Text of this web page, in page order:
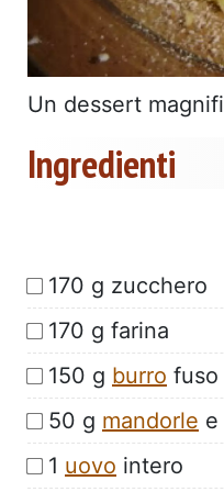
Un dessert
Ingredienti
170 g zucchero
170 g farina
150 g burro fuso
50 g mandorle e
1 uovo intero